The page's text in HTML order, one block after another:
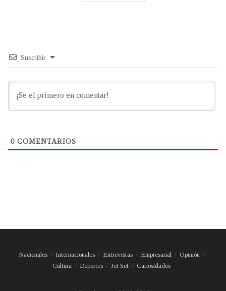
Suscribir
0 COMENTARIOS
Nacionales Internacionales Entrevistas Empresarial
Opinión
Cultura
Deportes Jet Set Curiosidades